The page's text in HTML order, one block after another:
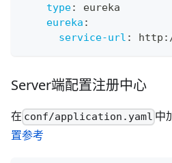
type:
eureka
eureka :
service-url : http :
Server端配置注册中心
在 conf/application.yaml 中
置参考